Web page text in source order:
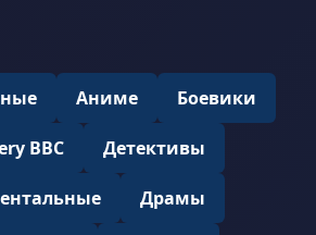
Аниме Боевики
BBC Детективы
Драмы